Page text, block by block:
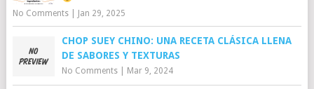
No Comments| Jan 29, 2025
CHOP SUEY CHINO: UNA RECETA CLÁSICA LLENA
DE SABORES Y TEXTURAS
No Comments| Mar 9, 2024